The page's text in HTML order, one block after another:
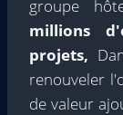
groupe
millions
projets,
renouveler
de valeur